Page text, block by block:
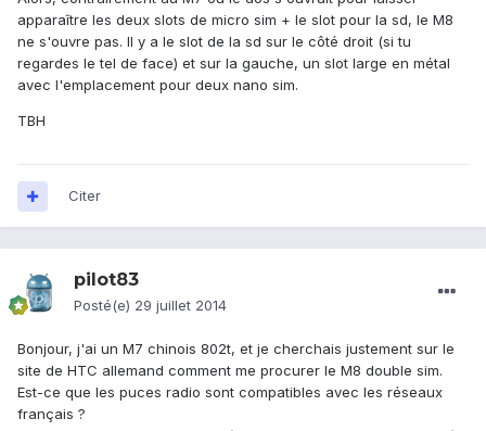
apparaître les deux slots de micro sim + le slot pour la sd, le M8
ne s'ouvre pas. Il y a le slot de la sd sur le côté droit (si tu
regardes le tel de face) et sur la gauche, un slot large en métal
avec l'emplacement pour deux nano sim.
TBH
Citer
pilot83
Posté(e) 29 juillet 2014
Bonjour, j'ai un M7 chinois 802t, et je cherchais justement sur le
site de HTC allemand comment me procurer le M8 double sim.
Est-ce que les puces radio sont compatibles avec les réseaux
français ?